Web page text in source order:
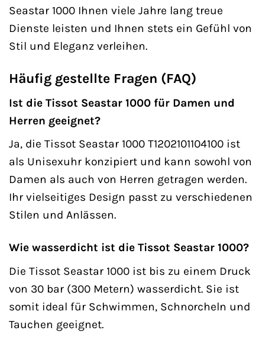
Seastar 1000 Ihnen viele Jahre lang treue
Dienste leisten und Ihnen stets ein Gefühl von
Stil und Eleganz verleihen.
Häufig gestellte Fragen (FAQ)
Ist die Tissot Seastar 1000 für Damen und
Herren geeignet?
Ja, die Tissot Seastar 1000 T1202101104100 ist
als Unisexuhr konzipiert und kann sowohl von
Damen als auch von Herren getragen werden.
Ihr vielseitiges Design passt zu verschiedenen
Stilen und Anlässen.
Wie wasserdicht ist die Tissot Seastar 1000?
Die Tissot Seastar 1000 ist bis zu einem Druck
von 30 bar (300 Metern) wasserdicht. Sie ist
somit ideal für Schwimmen, Schnorcheln und
Tauchen geeignet.